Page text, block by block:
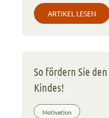
ARTIKEL LESEN
So fördern Sie
Kindes!
Motivation